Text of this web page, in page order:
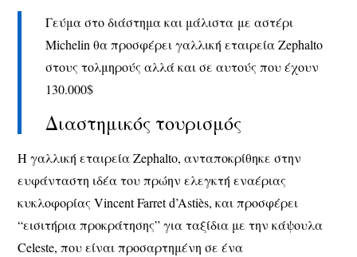
Γεύμα στο διάστημα και μάλιστα με αστέρι
Michelin θα προσφέρει γαλλική εταιρεία Zephalto
στους τολμηρούς αλλά και σε αυτούς που έχουν
130.000$
Διαστημικός τουρισμός
Η γαλλική εταιρεία Zephalto, ανταποκρίθηκε στην
ευφάνταστη ιδέα του πρώην ελεγκτή εναέριας
κυκλοφορίας Vincent Farret d’Astiès, και προσφέρει
“εισιτήρια προκράτησης” για ταξίδια με την κάψουλα
Celeste, που είναι προσαρτημένη σε ένα